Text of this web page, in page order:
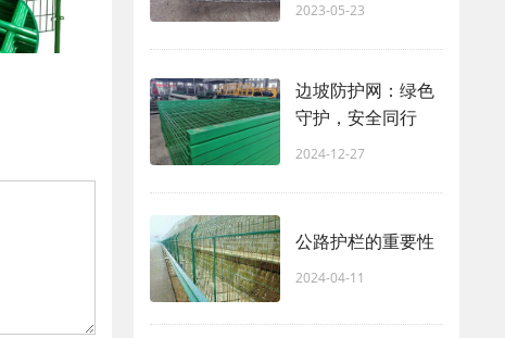
2023-05-23
边坡防护网：绿色
守护，安全同行
2024-12-27
公路护栏的重要性
2024-04-11